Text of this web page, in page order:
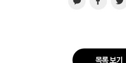
목록 보기